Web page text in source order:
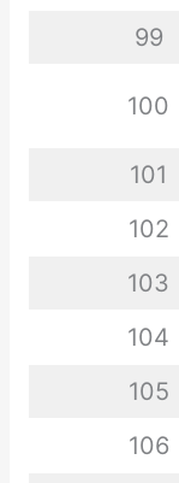
99
100
101
102
103
104
105
106